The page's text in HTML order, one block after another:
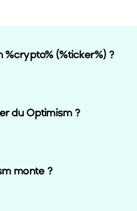
(%ticker%) ?
du Optimism ?
monte ?